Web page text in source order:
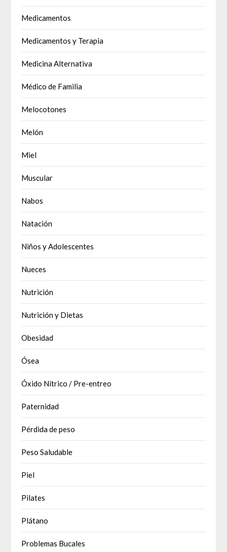
Medicamentos
Medicamentos y Terapia
Medicina Alternativa
Médico de Familia
Melocotones
Melón
Miel
Muscular
Nabos
Natación
Niños y Adolescentes
Nueces
Nutrición
Nutrición y Dietas
Obesidad
Ósea
Óxido Nítrico / Pre-entreo
Paternidad
Pérdida de peso
Peso Saludable
Piel
Pilates
Plátano
Problemas Bucales